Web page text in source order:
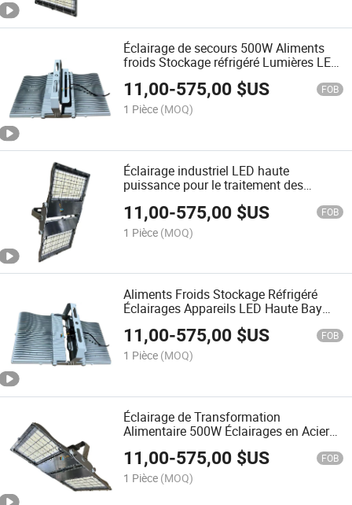
Éclairage de secours 500W Aliments
froids Stockage réfrigéré Lumières LED
haute baie 150lm/W IP69K Étanche
IP69K Construction en acier inoxydable
5000K Haute luminosité 75, 000lm
11,00-575,00 $US FOB
1 Pièce (MOQ)
Éclairage industriel LED haute
puissance pour le traitement des
baie 500W 220V 50/60Hz
11,00-575,00 $US FOB
1 Pièce (MOQ)
Aliments Froids Stockage Réfrigéré
Éclairages Appareils LED Haute Bay
30000 Lumen Projecteur 200W IP69K
220V Acier Inoxydable Nz Sst316
Construction
11,00-575,00 $US FOB
1 Pièce (MOQ)
Éclairage de Transformation
Alimentaire 500W Éclairages en Acier
Inoxydable Propres et Clairs Étanches
IP67 IP69K Lumière Haute Baie
150lm/W Projecteur LED pour la
Sécurité
11,00-575,00 $US FOB
1 Pièce (MOQ)